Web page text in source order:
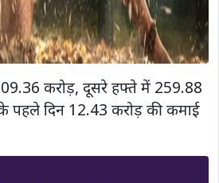
करोड़, दूसरे हफ्ते में 259.88
पहले दिन 12.43 करोड़ की कमाई